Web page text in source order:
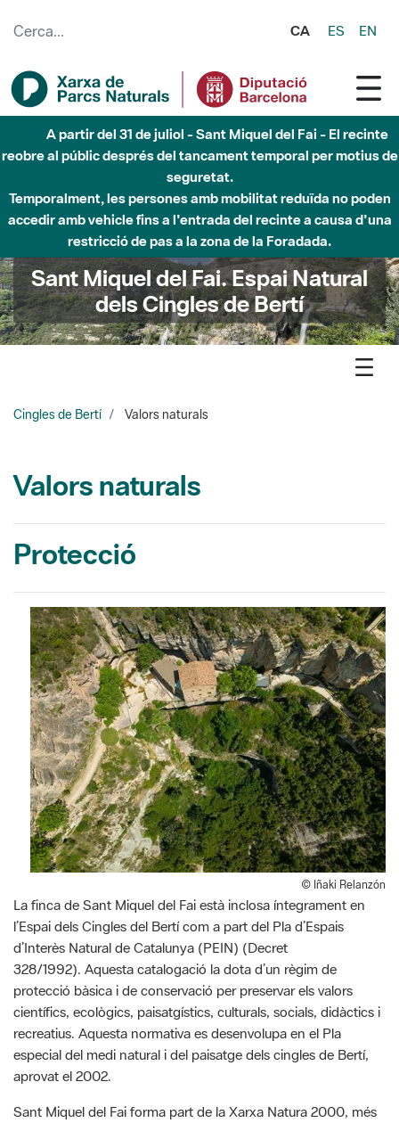
CA ES EN
A partir del 31 de juliol - Sant Miquel del Fai - El recinte
reobre al públic després del tancament temporal per motius de
seguretat.
Temporalment, les persones amb mobilitat reduïda no poden
accedir amb vehicle fins a l'entrada del recinte a causa d'una
restricció de pas a la zona de la Foradada.
Sant Miquel del Fai. Espai Natural
dels Cingles de Bertí
Cingles de Bertí Valors naturals
Valors naturals
Protecció
© Iñaki Relanzón
La finca de Sant Miquel del Fai està inclosa íntegrament en
l’Espai dels Cingles del Bertí com a part del Pla d’Espais
d’Interès Natural de Catalunya (PEIN) (Decret
328/1992). Aquesta catalogació la dota d’un règim de
protecció bàsica i de conservació per preservar els valors
científics, ecològics, paisatgístics, culturals, socials, didàctics i
recreatius. Aquesta normativa es desenvolupa en el Pla
especial del medi natural i del paisatge dels cingles de Bertí,
aprovat el 2002.
Sant Miquel del Fai forma part de la Xarxa Natura 2000, més